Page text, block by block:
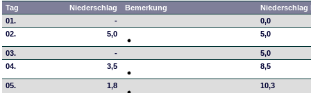
Tag Niederschlag Bemerkung
01.
-
0,0
02.
5,0 5,0
03. -
5,0
04.
3,5 8,5
05. 1,8 10,3